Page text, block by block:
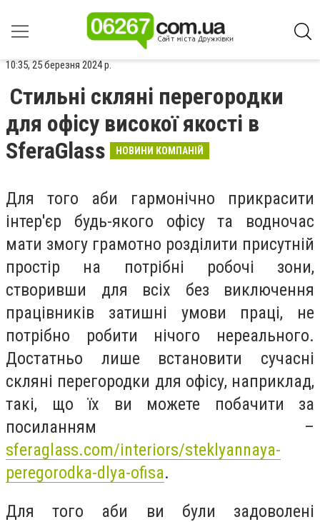
10:35, 25 березня 2024 р.
Стильні скляні перегородки
для офісу високої якості в
SferaGlass
НОВИНИ КОМПАНІЙ
Для того аби гармонічно прикрасити
інтер'єр будь-якого офісу та водночас
мати змогу грамотно розділити присутній
простір на потрібні робочі зони,
створивши для всіх без виключення
працівників затишні умови праці, не
потрібно робити нічого нереального.
Достатньо лише встановити сучасні
скляні перегородки для офісу, наприклад,
такі, що їх ви можете побачити за
посиланням –
sferaglass.com/interiors/steklyannaya-
peregorodka-dlya-ofisa.
Для того аби ви були задоволені